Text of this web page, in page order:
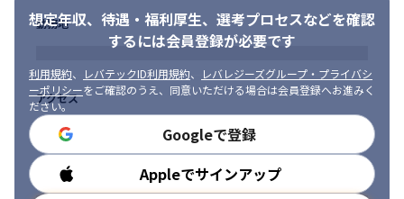
＜取引先実績＞（敬称略）
カシオ計算機株式会社、株式会社日本経済新聞社、パナソニック
株式会社、LINE株式会社、キヤノン株式会社、株式会社ユニク
ロ、三菱電機株式会社、リクルートグループ
＜入社後の流れ＞
・入社後は、リーダークラスのメンバーと共に自身の長期的なキ
ャリア計画を設計していきます
・その後は、リーダーと所属するチームメンバーと共に案件にア
サインしフォローを受けつつ業務を行なっていきます
想定年収、待遇・福利厚生、 選考プロセスなどを確認
するには会員登録が必要です
利用規約、 レバテックID利用規約、
レバレジーズグループ・プライバシ
ーポリシーをご確認のうえ、同意いただける場合は会員登録へお進みく
ださい。
Googleで登録
Appleでサインアップ
勤務地
アクセス
勤務時間